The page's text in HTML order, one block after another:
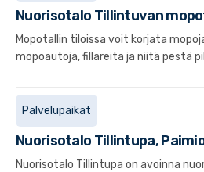
Nuorisotalo Tillintuvan
Mopotallin tiloissa voit korjata
mopoautoja, fillareita ja niitä pestä
Palvelupaikat
Nuorisotalo Tillintupa,
Nuorisotalo Tillintupa on avoinna